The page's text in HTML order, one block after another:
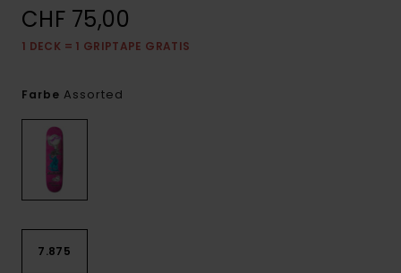
CHF 75,00
1 DECK = 1 GRIPTAPE GRATIS
Farbe Assorted
7.875